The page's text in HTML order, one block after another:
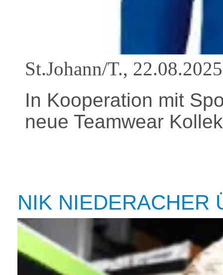
St.Johann/T.,
In Kooperation mit
neue Teamwear
NIK NIEDERACHER